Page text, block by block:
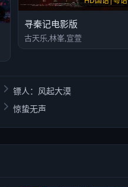
寻秦记电影版
古天乐,林峯,宣萱
镖人：风起大漠
惊蛰无声